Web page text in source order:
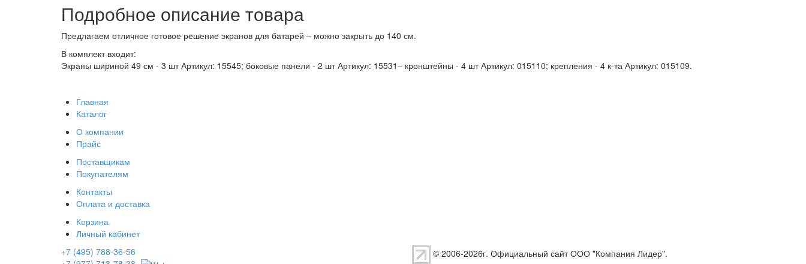
Подробное описание товара
Предлагаем отличное готовое решение экранов для батарей – можно закрыть до 140 см.
В комплект входит:
Экраны шириной 49 см - 3 шт Артикул: 15545; боковые панели - 2 шт Артикул: 15531– кронштейны - 4 шт Артикул: 015110; крепления - 4 к-та Артикул: 015109.
Главная
Каталог
О компании
Прайс
Поставщикам
Покупателям
Контакты
Оплата и доставка
Корзина
Личный кабинет
+7 (495) 788-36-56
© 2006-2026г. Официальный сайт ООО "Компания Лидер".